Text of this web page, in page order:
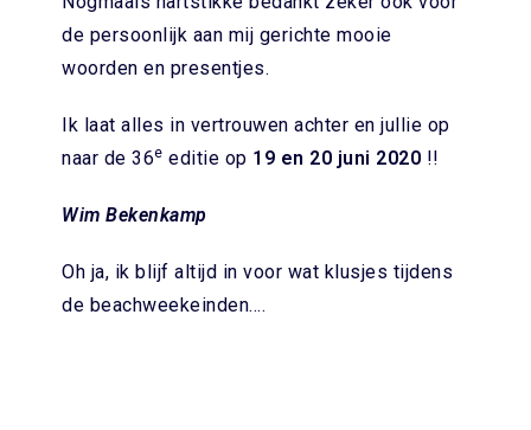
de persoonlijk aan mij gerichte mooie
woorden en presentjes.
Ik laat alles in vertrouwen achter en jullie op
naar de 36e editie op 19 en 20 juni 2020 !!
Wim Bekenkamp
Oh ja, ik blijf altijd in voor wat klusjes tijdens
de beachweekeinden….